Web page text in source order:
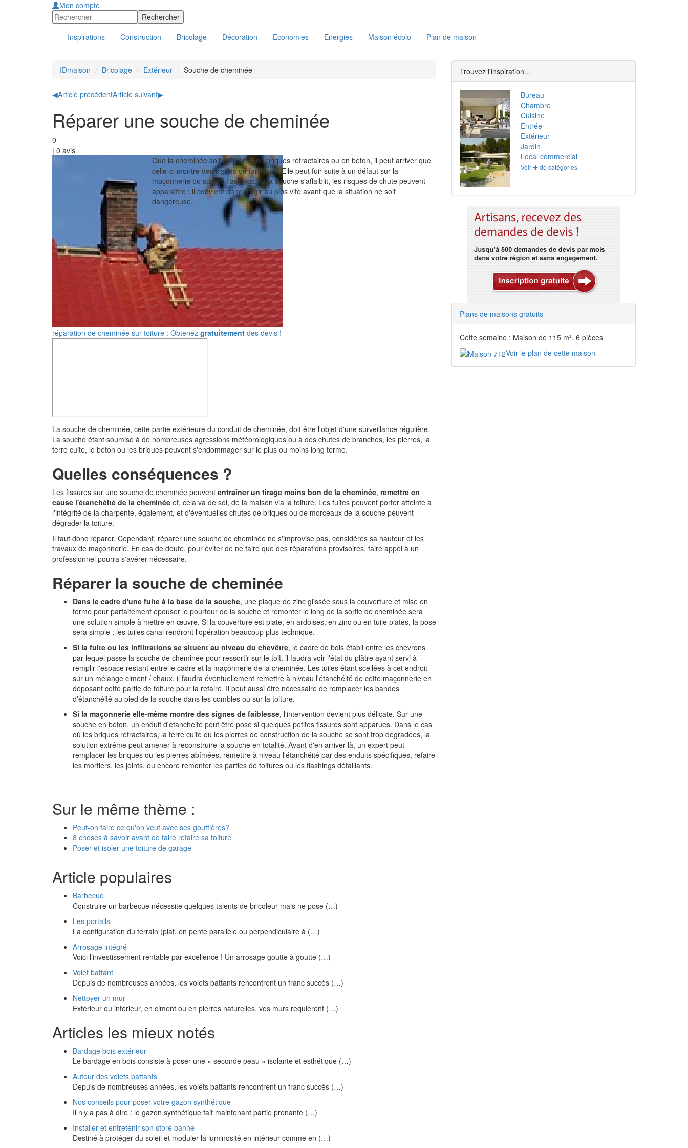
Mon compte
Inspirations Construction Bricolage Décoration Economies Energies Maison écolo Plan de maison
IDmaison Bricolage Extérieur Souche de cheminée
◀Article précédentArticle suivant▶
Réparer une souche de cheminée
0
| 0 avis
Que la cheminée soit en pierre, en briques réfractaires ou en béton, il peut arriver que
celle-ci montre des signes de faiblesse. Elle peut fuir suite à un défaut sur la
maçonnerie ou sur les flashings. Si la souche s'affaiblit, les risques de chute peuvent
apparaître ; il convient donc d'agir au plus vite avant que la situation ne soit
dangereuse.
réparation de cheminée sur toiture : Obtenez gratuitement des devis !
La souche de cheminée, cette partie extérieure du conduit de cheminée, doit être l'objet d'une surveillance régulière.
La souche étant soumise à de nombreuses agressions météorologiques ou à des chutes de branches, les pierres, la
terre cuite, le béton ou les briques peuvent s'endommager sur le plus ou moins long terme.
Quelles conséquences ?
Les fissures sur une souche de cheminée peuvent entraîner un tirage moins bon de la cheminée, remettre en
cause l'étanchéité de la cheminée et, cela va de soi, de la maison via la toiture. Les fuites peuvent porter atteinte à
l'intégrité de la charpente, également, et d'éventuelles chutes de briques ou de morceaux de la souche peuvent
dégrader la toiture.
Il faut donc réparer. Cependant, réparer une souche de cheminée ne s'improvise pas, considérés sa hauteur et les
travaux de maçonnerie. En cas de doute, pour éviter de ne faire que des réparations provisoires, faire appel à un
professionnel pourra s'avérer nécessaire.
Réparer la souche de cheminée
Dans le cadre d'une fuite à la base de la souche, une plaque de zinc glissée sous la couverture et mise en
forme pour parfaitement épouser le pourtour de la souche et remonter le long de la sortie de cheminée sera
une solution simple à mettre en œuvre. Si la couverture est plate, en ardoises, en zinc ou en tuile plates, la pose
sera simple ; les tuiles canal rendront l'opération beaucoup plus technique.
Si la fuite ou les infiltrations se situent au niveau du chevêtre, le cadre de bois établi entre les chevrons
par lequel passe la souche de cheminée pour ressortir sur le toit, il faudra voir l'état du plâtre ayant servi à
remplir l'espace restant entre le cadre et la maçonnerie de la cheminée. Les tuiles étant scellées à cet endroit
sur un mélange ciment / chaux, il faudra éventuellement remettre à niveau l'étanchéité de cette maçonnerie en
déposant cette partie de toiture pour la refaire. Il peut aussi être nécessaire de remplacer les bandes
d'étanchéité au pied de la souche dans les combles ou sur la toiture.
Si la maçonnerie elle-même montre des signes de faiblesse, l'intervention devient plus délicate. Sur une
souche en béton, un enduit d'étanchéité peut être posé si quelques petites fissures sont apparues. Dans le cas
où les briques réfractaires, la terre cuite ou les pierres de construction de la souche se sont trop dégradées, la
solution extrême peut amener à reconstruire la souche en totalité. Avant d'en arriver là, un expert peut
remplacer les briques ou les pierres abîmées, remettre à niveau l'étanchéité par des enduits spécifiques, refaire
les mortiers, les joints, ou encore remonter les parties de toitures ou les flashings défaillants.
Sur le même thème :
Peut-on faire ce qu'on veut avec ses gouttières?
8 choses à savoir avant de faire refaire sa toiture
Poser et isoler une toiture de garage
Article populaires
Barbecue
Construire un barbecue nécessite quelques talents de bricoleur mais ne pose (…)
Les portails
La configuration du terrain (plat, en pente parallèle ou perpendiculaire à (…)
Arrosage intégré
Voici l’investissement rentable par excellence ! Un arrosage goutte à goutte (…)
Volet battant
Depuis de nombreuses années, les volets battants rencontrent un franc succès (…)
Nettoyer un mur
Extérieur ou intérieur, en ciment ou en pierres naturelles, vos murs requièrent (…)
Articles les mieux notés
Bardage bois extérieur
Le bardage en bois consiste à poser une « seconde peau » isolante et esthétique (…)
Autour des volets battants
Depuis de nombreuses années, les volets battants rencontrent un franc succès (…)
Nos conseils pour poser votre gazon synthétique
Il n’y a pas à dire : le gazon synthétique fait maintenant partie prenante (…)
Installer et entretenir son store banne
Destiné à protéger du soleil et moduler la luminosité en intérieur comme en (…)
Trouvez l'inspiration...
Bureau
Chambre
Cuisine
Entrée
Extérieur
Jardin
Local commercial
Voir ✚ de catégories
Plans de maisons gratuits
Cette semaine : Maison de 115 m², 6 pièces
Voir le plan de cette maison